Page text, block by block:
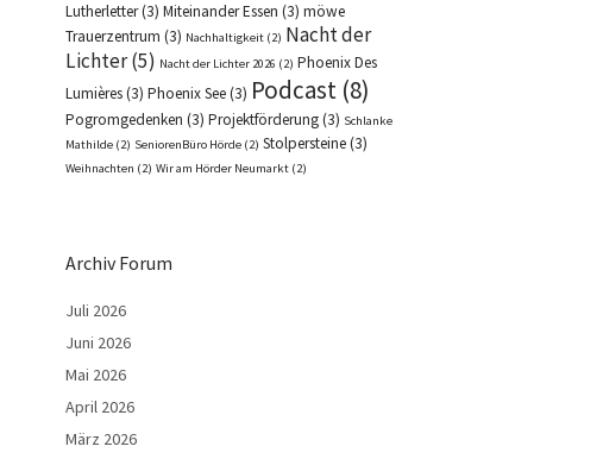
Lutherletter(3) Miteinander Essen (3) möwe
Trauerzentrum (3) Nachhaltigkeit (2) Nacht der
Lichter(5) Nacht der Lichter 2026 (2) Phoenix Des
Lumières(3) Phoenix See(3) Podcast (8)
Pogromgedenken (3) Projektförderung(3) Schlanke
Mathilde (2) SeniorenBüro Hörde (2) Stolpersteine(3)
Weihnachten (2) Wir am Hörder Neumarkt (2)
Archiv Forum
Juli 2026
Juni 2026
Mai 2026
April 2026
März 2026